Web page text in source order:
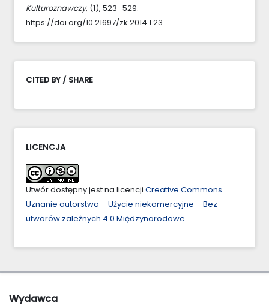
Kulturoznawczy, (1), 523–529.
https://doi.org/10.21697/zk.2014.1.23
CITED BY / SHARE
LICENCJA
Utwór dostępny jest na licencji Creative Commons
Uznanie autorstwa – Użycie niekomercyjne – Bez
utworów zależnych 4.0 Międzynarodowe.
Wydawca